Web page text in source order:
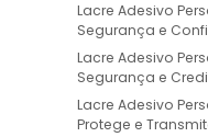
Lacre Adesivo
Segurança e
Lacre Adesivo
Segurança e
Lacre Adesivo
Protege e